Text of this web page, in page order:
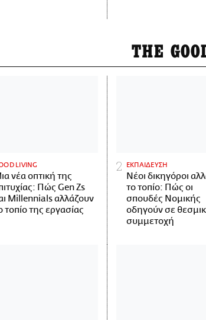
THE
LIVING
νέα οπτική της
Πώς Gen Zs
Millennials αλλάζουν
τοπίο της εργασίας
ΕΚΠΑΙΔΕΥΣΗ
Νέοι δικηγόροι
το τοπίο: Πώς οι
σπουδές Νομικής
οδηγούν σε
συμμετοχή